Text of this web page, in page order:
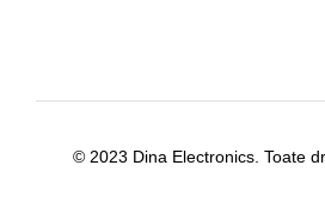
© 2023 Dina Electronics. Toate